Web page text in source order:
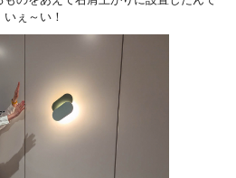
ぇ～い！